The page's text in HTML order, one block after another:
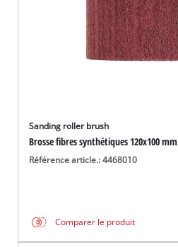
Sanding roller brush
Brosse fibres synthétiques 120x100 mm
Référence article.: 4468010
Comparer le produit